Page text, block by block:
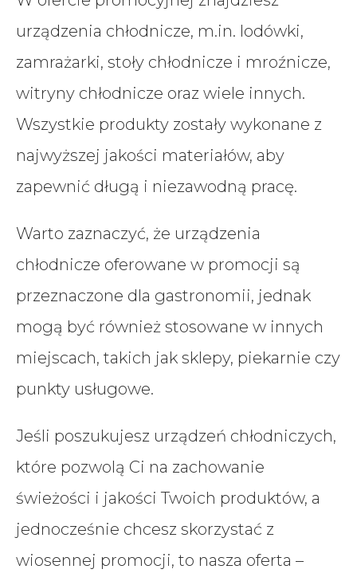
urządzenia chłodnicze, m.in. lodówki,
zamrażarki, stoły chłodnicze i mroźnicze,
witryny chłodnicze oraz wiele innych.
Wszystkie produkty zostały wykonane z
najwyższej jakości materiałów, aby
zapewnić długą i niezawodną pracę.
Warto zaznaczyć, że urządzenia
chłodnicze oferowane w promocji są
przeznaczone dla gastronomii, jednak
mogą być również stosowane w innych
miejscach, takich jak sklepy, piekarnie czy
punkty usługowe.
Jeśli poszukujesz urządzeń chłodniczych,
które pozwolą Ci na zachowanie
świeżości i jakości Twoich produktów, a
jednocześnie chcesz skorzystać z
wiosennej promocji, to nasza oferta –